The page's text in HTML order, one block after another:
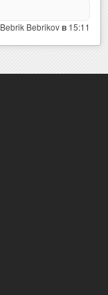
Bebrik Bebrikovв 15:11